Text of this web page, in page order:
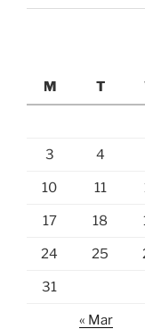
M
T
3 4
10 11
17 18
24 25
31
« Mar